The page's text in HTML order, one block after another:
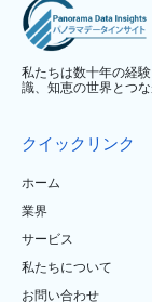
私たちは数十年の経
識、知恵の世界とつ
クイックリンク
ホーム
業界
サービス
私たちについて
お問い合わせ